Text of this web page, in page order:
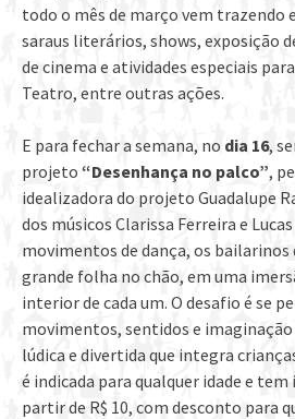
todo o mês de março vem trazendo
saraus literários, shows, exposição
de cinema e atividades especiais
Teatro, entre outras ações.
E para fechar a semana, no dia 16,
projeto “Desenhança no palco”,
idealizadora do projeto Guadalupe
dos músicos Clarissa Ferreira e
movimentos de dança, os bailarinos
grande folha no chão, em uma
interior de cada um. O desafio é se
movimentos, sentidos e
lúdica e divertida que integra
é indicada para qualquer idade e
partir de R$ 10, com desconto para